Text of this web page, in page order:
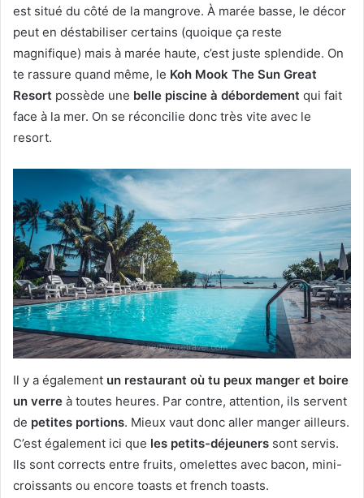
est situé du côté de la mangrove. À marée basse, le décor
peut en déstabiliser certains (quoique ça reste
magnifique) mais à marée haute, c’est juste splendide. On
te rassure quand même, le Koh Mook The Sun Great
Resort possède une belle piscine à débordement qui fait
face à la mer. On se réconcilie donc très vite avec le
resort.
Il y a également un restaurant où tu peux manger et boire
un verre à toutes heures. Par contre, attention, ils servent
de petites portions. Mieux vaut donc aller manger ailleurs.
C’est également ici que les petits-déjeuners sont servis.
Ils sont corrects entre fruits, omelettes avec bacon, mini-
croissants ou encore toasts et french toasts.